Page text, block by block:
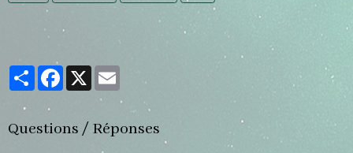
PartagerFacebook
X
Questions / Réponses